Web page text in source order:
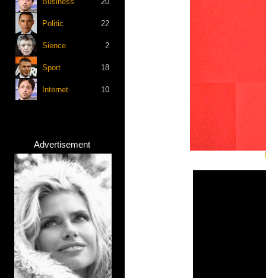
Politic 22
Sience 2
Sport 18
Internet 10
Advertisement